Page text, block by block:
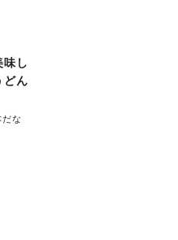
味し
どん
だな